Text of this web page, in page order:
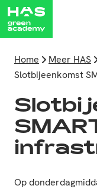
Home Meer HAS
Slotbijeenkomst
Op